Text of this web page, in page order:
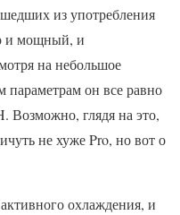
из употребления
и мощный, и
на небольшое
параметрам он все равно
Возможно, глядя на это,
не хуже Pro, но вот о
охлаждения, и